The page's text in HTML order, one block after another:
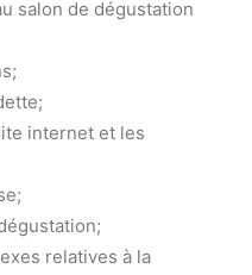
salon de dégustation
internet et les
relatives à la